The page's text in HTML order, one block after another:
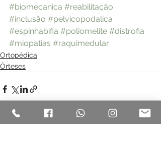
#biomecanica #reabilitação
#inclusão #pelvicopodalica
#espinhabifia #poliomelite #distrofia
#miopatias #raquimedular
Ortopédica
Órteses